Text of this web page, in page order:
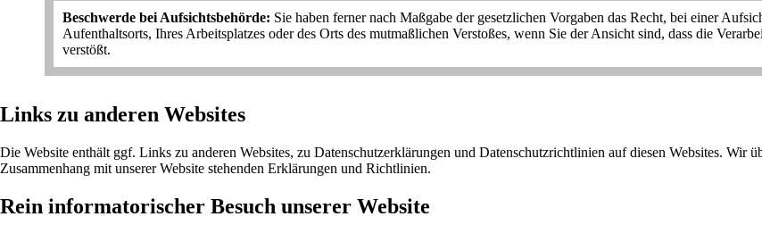
Beschwerde bei Aufsichtsbehörde: Sie haben ferner nach Maßgabe der gesetzlichen Vorgaben das Recht, bei einer
Aufenthaltsorts, Ihres Arbeitsplatzes oder des Orts des mutmaßlichen Verstoßes, wenn Sie der Ansicht sind, dass die
verstößt.
Links zu anderen Websites
Die Website enthält ggf. Links zu anderen Websites, zu Datenschutzerklärungen und Datenschutzrichtlinien auf diesen Websites. Wir
Zusammenhang mit unserer Website stehenden Erklärungen und Richtlinien.
Rein informatorischer Besuch unserer Website